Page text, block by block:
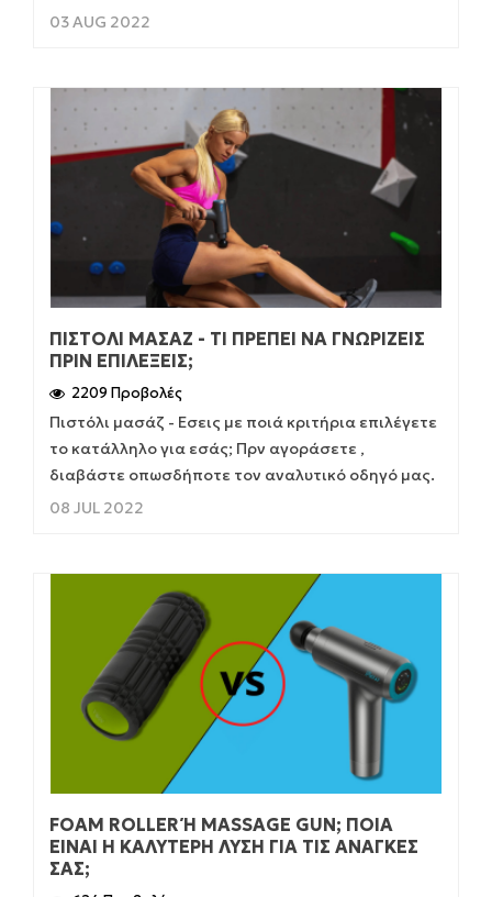
03 AUG 2022
ΠΙΣΤΌΛΙ ΜΑΣΆΖ - ΤΙ ΠΡΈΠΕΙ ΝΑ ΓΝΩΡΊΖΕΙΣ
ΠΡΙΝ ΕΠΙΛΈΞΕΙΣ;
2209 Προβολές
Πιστόλι μασάζ - Εσεις με ποιά κριτήρια επιλέγετε
το κατάλληλο για εσάς; Πρν αγοράσετε ,
διαβάστε οπωσδήποτε τον αναλυτικό οδηγό μας.
08 JUL 2022
FOAM ROLLER Ή MASSAGE GUN; ΠΟΙΆ Ε
ΊΝΑΙ Η ΚΑΛΎΤΕΡΗ ΛΎΣΗ ΓΙΑ ΤΙΣ ΑΝΆΓΚΕΣ Σ
ΑΣ;